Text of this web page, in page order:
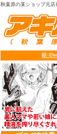
秋葉原の某ショップ元